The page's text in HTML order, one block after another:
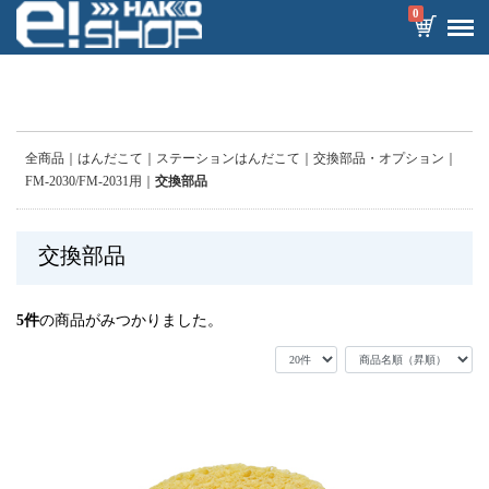
0
全商品 はんだこて ステーションはんだこて
交換部品・オプション
FM-2030/FM-2031用
交換部品
交換部品
5件の商品がみつかりました。